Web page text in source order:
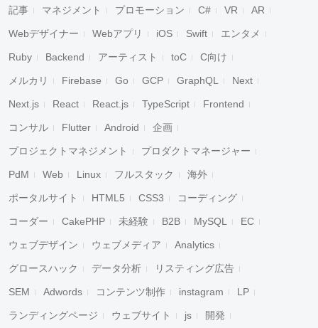
記事 マネジメント プロモーション C# VR AR
Webデザイナー Webアプリ iOS Swift エンタメ
Ruby Backend アーティスト toC C向け
メルカリ Firebase Go GCP GraphQL Next
Next.js React React.js TypeScript Frontend
コンサル Flutter Android 企画
プロジェクトマネジメント プロダクトマネージャー
PdM Web Linux フルスタック 海外
ポータルサイト HTML5 CSS3 コーディング
コーダー CakePHP 未経験 B2B MySQL EC
ウェブデザイン ウェブメディア Analytics
グロースハック データ分析 リスティング広告
SEM Adwords コンテンツ制作 instagram LP
ランディングページ ウェブサイト js 開発